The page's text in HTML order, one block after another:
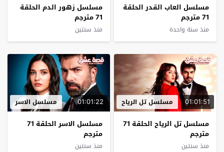
مسلسل العاب القدر الحلقة
71 مترجم
منذ سنة واحدة
مسلسل زهور الدم الحلقة
71 مترجم
منذ سنتين
01:01:51 مسلسل تل الرياح
مسلسل تل الرياح الحلقة 71
مترجم
منذ سنتين
01:01:22 مسلسل الاسر
مسلسل الاسر الحلقة 71
مترجم
منذ سنتين